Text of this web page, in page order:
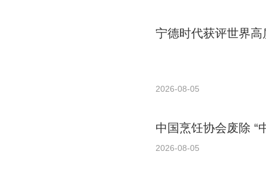
宁德时代获评世界
2026-08-05
中国烹饪协会废除 “
2026-08-05